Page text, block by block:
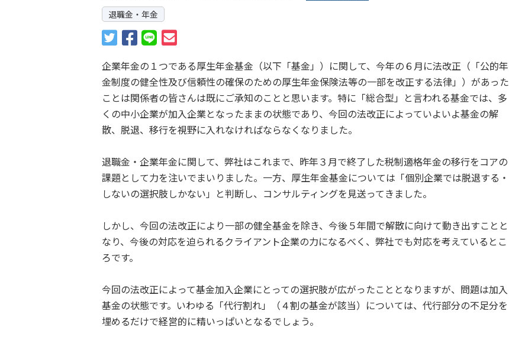
退職金・年金
企業年金の１つである厚生年金基金（以下「基金」）に関して、今年の６月に法改正（「公的年
金制度の健全性及び信頼性の確保のための厚生年金保険法等の一部を改正する法律」）があった
ことは関係者の皆さんは既にご承知のことと思います。特に「総合型」と言われる基金では、多
くの中小企業が加入企業となったままの状態であり、今回の法改正によっていよいよ基金の解
散、脱退、移行を視野に入れなければならなくなりました。
退職金・企業年金に関して、弊社はこれまで、昨年３月で終了した税制適格年金の移行をコアの
課題として力を注いでまいりました。一方、厚生年金基金については「個別企業では脱退する・
しないの選択肢しかない」と判断し、コンサルティングを見送ってきました。
しかし、今回の法改正により一部の健全基金を除き、今後５年間で解散に向けて動き出すことと
なり、今後の対応を迫られるクライアント企業の力になるべく、弊社でも対応を考えているとこ
ろです。
今回の法改正によって基金加入企業にとっての選択肢が広がったこととなりますが、問題は加入
基金の状態です。いわゆる「代行割れ」（４割の基金が該当）については、代行部分の不足分を
埋めるだけで経営的に精いっぱいとなるでしょう。